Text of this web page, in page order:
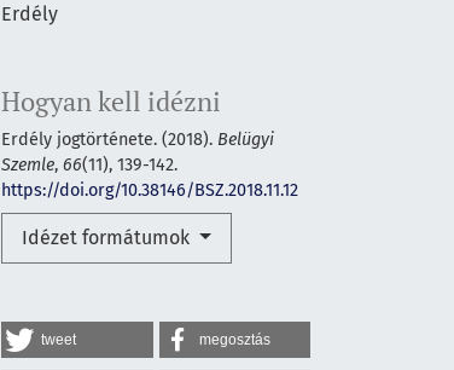
Erdély
Hogyan kell idézni
Erdély jogtörténete. (2018). Belügyi
Szemle, 66(11), 139-142.
https://doi.org/10.38146/BSZ.2018.11.12
Idézet formátumok
tweet megosztás